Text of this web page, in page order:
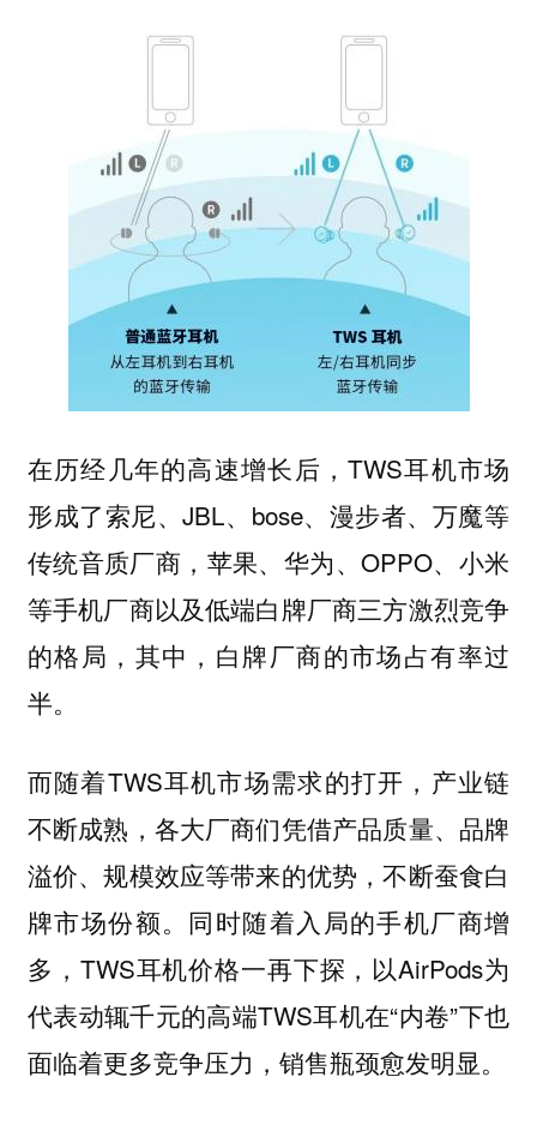
在历经几年的高速增长后，TWS耳机市场
形成了索尼、JBL、bose、漫步者、万魔等
传统音质厂商，苹果、华为、OPPO、小米
等手机厂商以及低端白牌厂商三方激烈竞争
的格局，其中，白牌厂商的市场占有率过
半。
而随着TWS耳机市场需求的打开，产业链
不断成熟，各大厂商们凭借产品质量、品牌
溢价、规模效应等带来的优势，不断蚕食白
牌市场份额。同时随着入局的手机厂商增
多，TWS耳机价格一再下探，以AirPods为
代表动辄千元的高端TWS耳机在“内卷”下也
面临着更多竞争压力，销售瓶颈愈发明显。